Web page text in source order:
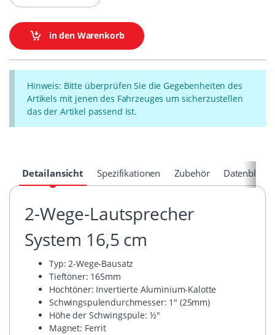
in den Warenkorb
Hinweis: Bitte überprüfen Sie die Gegebenheiten des
Artikels mit jenen des Fahrzeuges um sicherzustellen
das der Artikel passend ist.
Detailansicht Spezifikationen Zubehör Datenblätter
2-Wege-Lautsprecher
System 16,5 cm
Typ: 2-Wege-Bausatz
Tieftöner: 165mm
Hochtöner: Invertierte Aluminium-Kalotte
Schwingspulendurchmesser: 1" (25mm)
Höhe der Schwingspule: ½"
Magnet: Ferrit